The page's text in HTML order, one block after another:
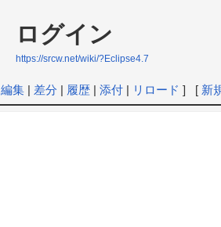
ログイン
https://srcw.net/wiki/?Eclipse4.7
編集| 差分 | 履歴| 添付| リロード ] [ 新